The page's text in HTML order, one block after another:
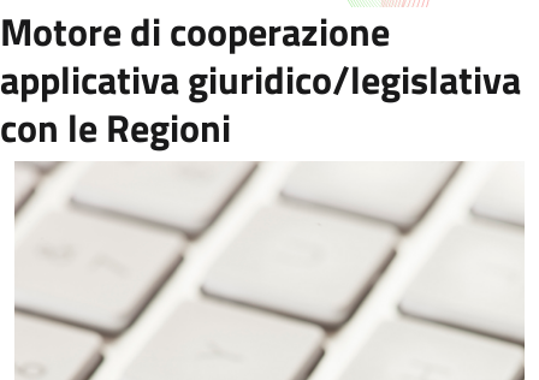
Motore di cooperazione
applicativa giuridico/legislativa
con le Regioni